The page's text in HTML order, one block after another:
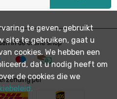
2.049,53 
€ 2.561,92
in de online shop
per
te geven, gebruikt
site te gebruiken, gaat u
cookies. We hebben een
dat u nodig heeft om
de cookies die we